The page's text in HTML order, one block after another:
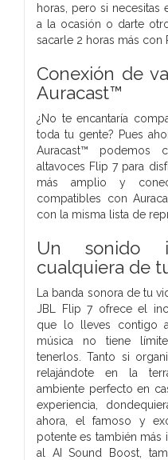
horas, pero si
a la ocasión o darte
sacarle 2 horas más con
Conexión de
Auracast™
¿No te encantaría
toda tu gente? Pues
Auracast™ podemos
altavoces Flip 7 para
más amplio y
compatibles con
con la misma lista de
Un sonido
cualquiera de
La banda sonora de tu
JBL Flip 7 ofrece el
que lo lleves contigo
música no tiene
tenerlos. Tanto si
relajándote en la
ambiente perfecto en
experiencia,
ahora, el famoso y
potente es también más
al AI Sound Boost,